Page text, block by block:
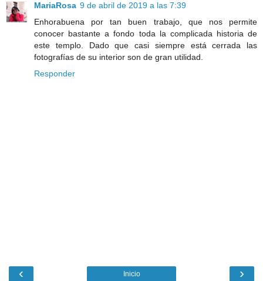
MariaRosa 9 de abril de 2019 a las 7:39
Enhorabuena por tan buen trabajo, que nos permite
conocer bastante a fondo toda la complicada historia de
este templo. Dado que casi siempre está cerrada las
fotografías de su interior son de gran utilidad.
Responder
‹ ›
Inicio